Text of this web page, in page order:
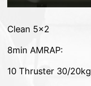
Clean 5×2
8min AMRAP:
10 Thruster 30/20kg